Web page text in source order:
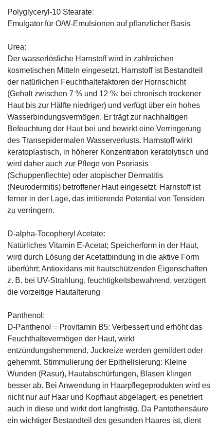
Polyglyceryl-10 Stearate:
Emulgator für O/W-Emulsionen auf pflanzlicher Basis
Urea:
Der wasserlösliche Harnstoff wird in zahlreichen
kosmetischen Mitteln eingesetzt. Harnstoff ist Bestandteil
der natürlichen Feuchthaltefaktoren der Hornschicht
(Gehalt zwischen 7 % und 12 %; bei chronisch trockener
Haut bis zur Hälfte niedriger) und verfügt über ein hohes
Wasserbindungsvermögen. Er trägt zur nachhaltigen
Befeuchtung der Haut bei und bewirkt eine Verringerung
des Transepidermalen Wasserverlusts. Harnstoff wirkt
keratoplastisch, in höherer Konzentration keratolytisch und
wird daher auch zur Pflege von Psoriasis
(Schuppenflechte) oder atopischer Dermatitis
(Neurodermitis) betroffener Haut eingesetzt. Harnstoff ist
ferner in der Lage, das irritierende Potential von Tensiden
zu verringern.
D-alpha-Tocopheryl Acetate:
Natürliches Vitamin E-Acetat; Speicherform in der Haut,
wird durch Lösung der Acetatbindung in die aktive Form
überführt; Antioxidans mit hautschützenden Eigenschaften
z. B. bei UV-Strahlung, feuchtigkeitsbewahrend, verzögert
die vorzeitige Hautalterung
Panthenol:
D-Panthenol = Provitamin B5: Verbessert und erhöht das
Feuchthaltevermögen der Haut, wirkt
entzündungshemmend, Juckreize werden gemildert oder
gehemmt. Stimmulierung der Epithelisierung: Kleine
Wunden (Rasur), Hautabschürfungen, Blasen klingen
besser ab. Bei Anwendung in Haarpflegeprodukten wird es
nicht nur auf Haar und Kopfhaut abgelagert, es penetriert
auch in diese und wirkt dort langfristig. Da Pantothensäure
ein wichtiger Bestandteil des gesunden Haares ist, dient